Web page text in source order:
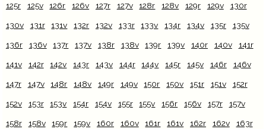
125r 125v 126r 126v 127r 127v 128r 128v 129r 129v 130r
130v 131r 131v 132r 132v 133r 133v 134r 134v 135r 135v
136r 136v 137r 137v 138r 138v 139r 139v 140r 140v 141r
141v 142r 142v 143r 143v 144r 144v 145r 145v 146r 146v
147r 147v 148r 148v 149r 149v 150r 150v 151r 151v 152r
152v 153r 153v 154r 154v 155r 155v 156r 156v 157r 157v
158r 158v 159r 159v 160r 160v 161r 161v 162r 162v 163r